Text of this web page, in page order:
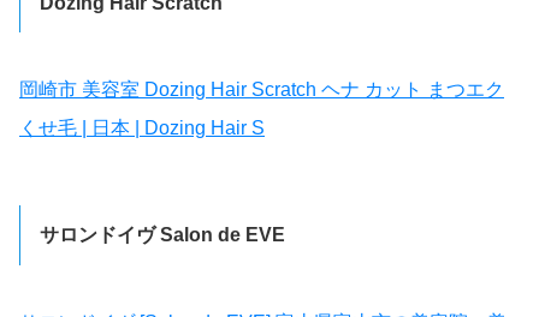
岡崎市 美容室 Dozing Hair Scratch ヘナ カット まつエク
くせ毛 | 日本 | Dozing Hair S
サロンドイヴ Salon de EVE